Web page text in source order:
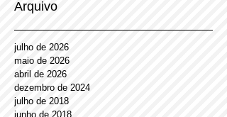
Arquivo
julho de 2026
maio de 2026
abril de 2026